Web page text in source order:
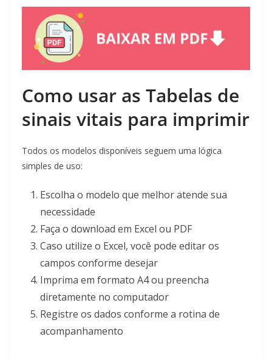
Como usar as Tabelas de
sinais vitais para imprimir
Todos os modelos disponíveis seguem uma lógica
simples de uso:
Escolha o modelo que melhor atende sua
necessidade
Faça o download em Excel ou PDF
Caso utilize o Excel, você pode editar os
campos conforme desejar
Imprima em formato A4 ou preencha
diretamente no computador
Registre os dados conforme a rotina de
acompanhamento